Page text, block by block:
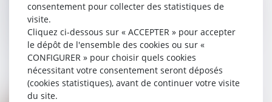
Renforcer la fiabilité et l'encadrement
du DPE
08/07/2025
consentement pour collecter des statistiques de
visite.
Cliquez ci-dessous sur « ACCEPTER » pour accepter
le dépôt de l'ensemble des cookies ou sur «
CONFIGURER » pour choisir quels cookies
nécessitant votre consentement seront déposés
(cookies statistiques), avant de continuer votre visite
du site.